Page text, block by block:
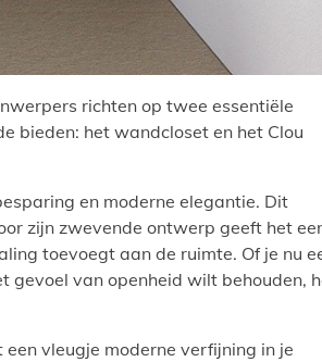
richten op twee essentiële
bieden: het wandcloset en het Clou
en moderne elegantie. Dit
zijn zwevende ontwerp geeft het
toevoegt aan de ruimte. Of je nu
gevoel van openheid wilt behouden,
vleugje moderne verfijning in je